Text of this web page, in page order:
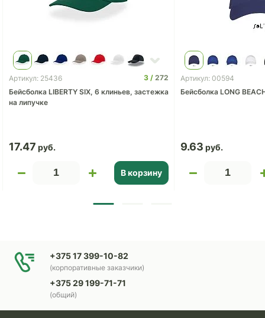
Артикул: 25436 3
272
Бейсболка LIBERTY SIX, 6 клиньев, застежка
на липучке
17.47
В корзину
Артикул: 00594
Бейсболка LONG
9.63
+375 17 399-10-82
(корпоративные заказчики)
+375 29 199-71-71
(общий)